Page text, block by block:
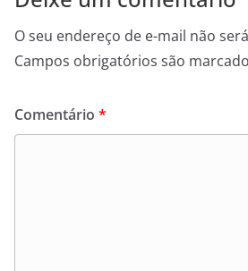
O seu endereço de e-mail não
Campos obrigatórios são
Comentário *